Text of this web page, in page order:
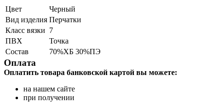
Цвет
Черный
Вид изделия Перчатки
Класс вязки 7
ПВХ
Точка
Состав
70%ХБ 30%ПЭ
Оплата
Оплатить товара банковской картой вы можете:
на нашем сайте
при получении